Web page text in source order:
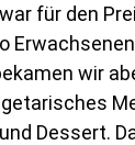
für den
wir
Dessert.